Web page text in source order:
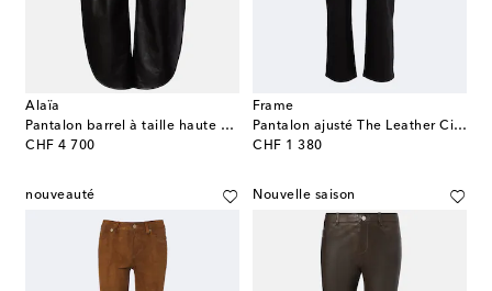
Alaïa
Pantalon barrel à taille haute en cuir
CHF 4 700
original price
Frame
Pantalon ajusté The Leather Cigarette en cuir
CHF 1 380
original price
nouveauté Nouvelle saison